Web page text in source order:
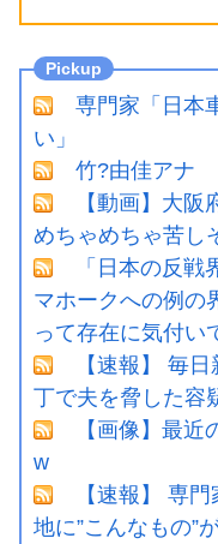
専門家「日本
い」
竹?由佳アナ
【動画】大阪
めちゃめちゃ苦し
「日本の反
マホークへの例の
って存在に気付
【速報】 毎
丁で夫を脅した容
【画像】最
w
【速報】 専
地に”こんなもの”